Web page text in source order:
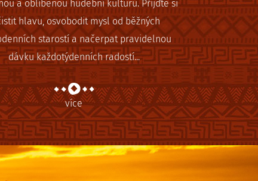
a oblíbenou hudební kulturu. Přijďte si
hlavu, osvobodit mysl od běžných
starostí a načerpat pravidelnou
dávku každotýdenních radostí...
více